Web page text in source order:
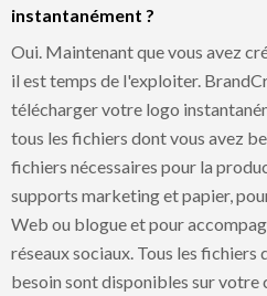
instantanément ?
Oui. Maintenant que vous avez
il est temps de l'exploiter.
télécharger votre logo
tous les fichiers dont vous avez
fichiers nécessaires pour la
supports marketing et papier,
Web ou blogue et pour
réseaux sociaux. Tous les fichiers
besoin sont disponibles sur votre